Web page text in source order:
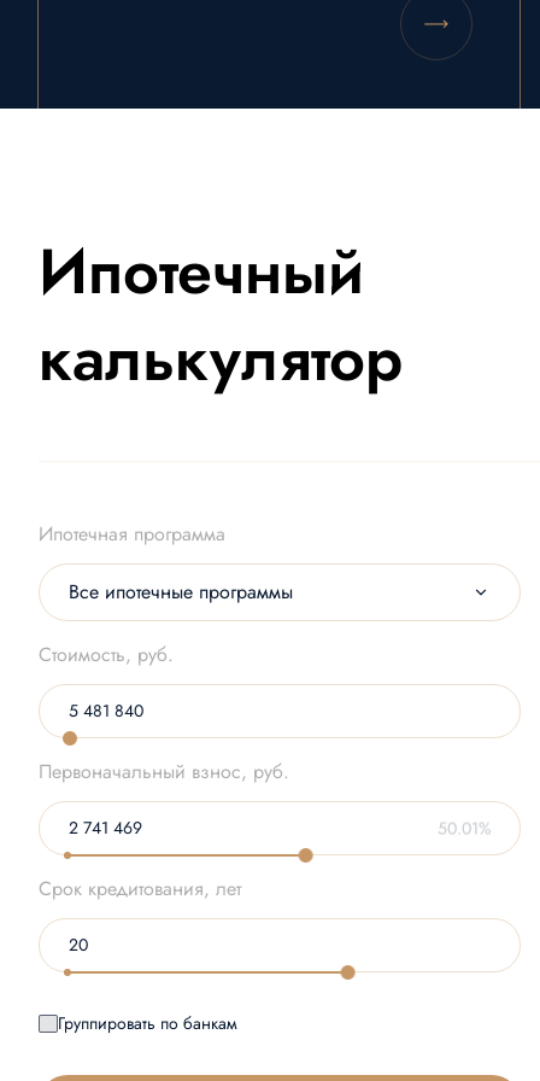
Ипотечный
калькулятор
Ипотечная программа
Все ипотечные программы
Стоимость, руб.
Первоначальный взнос, руб.
50.01%
Срок кредитования, лет
Группировать по банкам